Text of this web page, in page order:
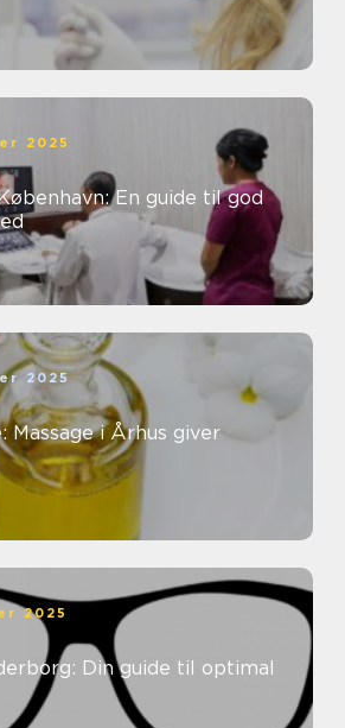
2025
En guide til god
2025
Massage i Århus giver
2025
Din guide til optimal